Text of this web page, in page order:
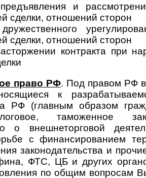
и
сделки, отношений сторон
сделки, отношений сторон
контракта при
право РФ. Под правом РФ в
к
РФ (главным образом
таможенное
о внешнеторговой
с финансированием
законодательства и
ФТС, ЦБ и других
по общим вопросам